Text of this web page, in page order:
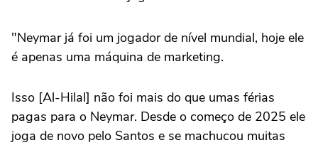
"Neymar já foi um jogador de nível mundial, hoje ele
é apenas uma máquina de marketing.
Isso [Al-Hilal] não foi mais do que umas férias
pagas para o Neymar. Desde o começo de 2025 ele
joga de novo pelo Santos e se machucou muitas